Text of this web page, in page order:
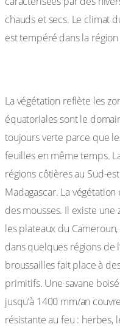
chauds et secs. Le climat
est tempéré dans la
La végétation reflète les
équatoriales sont le
toujours verte parce que
feuilles en même temps.
régions côtières au Sud-
Madagascar. La
des mousses. Il existe
les plateaux du
dans quelques régions de
broussailles fait place à
primitifs. Une savane
jusqu’à 1400 mm/an
résistante au feu : herbes,